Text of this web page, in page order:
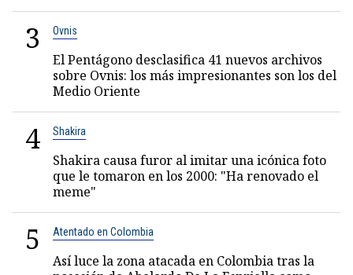
3 Ovnis
El Pentágono desclasifica 41 nuevos archivos
sobre Ovnis: los más impresionantes son los del
Medio Oriente
4 Shakira
Shakira causa furor al imitar una icónica foto
que le tomaron en los 2000: "Ha renovado el
meme"
5 Atentado en Colombia
Así luce la zona atacada en Colombia tras la